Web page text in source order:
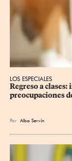
LOS ESPECIALES
Regreso a
preocupaciones
Por Alba Servín